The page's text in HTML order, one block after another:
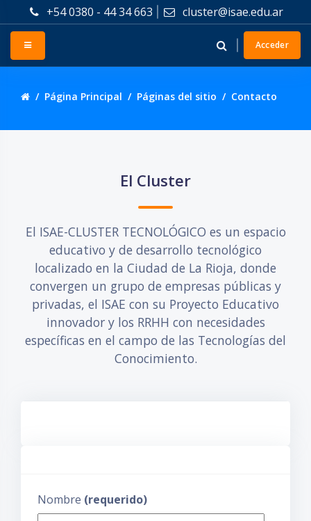
Salta al contenido principal
+54 0380 - 44 34 663 cluster@isae.edu.ar
Acceder
Página Principal Páginas del sitio Contacto
El Cluster
El ISAE-CLUSTER TECNOLÓGICO es un espacio
educativo y de desarrollo tecnológico
localizado en la Ciudad de La Rioja, donde
convergen un grupo de empresas públicas y
privadas, el ISAE con su Proyecto Educativo
innovador y los RRHH con necesidades
específicas en el campo de las Tecnologías del
Conocimiento.
Nombre (requerido)